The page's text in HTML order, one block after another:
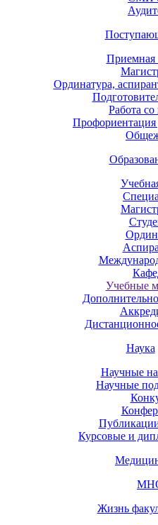
Приемная
Ординатура,
Работа
Профориентация
Учебные
Наука
Научные
Научные
Курсовые и
Жизнь